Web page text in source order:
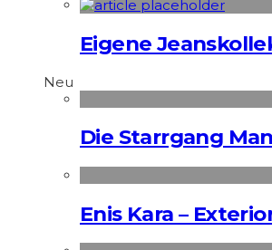
Eigene
Neu
Die Starrgang
Enis Kara –